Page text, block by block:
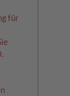
für